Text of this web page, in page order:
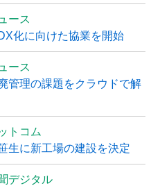
ース
化に向けた協業を開始
ース
管理の課題をクラウドで解
トコム
生に新工場の建設を決定
デジタル